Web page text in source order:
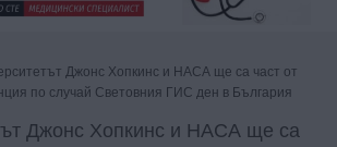
Джонс Хопкинс и НАСА ще са част от
по случай Световния ГИС ден в България
Джонс Хопкинс и НАСА ще са